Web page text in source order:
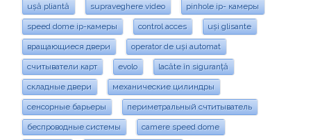
ușă pliantă supraveghere video pinhole ip- камеры
speed dome ip-камеры control acces uși glisante
вращающиеся двери operator de uși automat
считыватели карт evolo lacăte în siguranță
складные двери механические цилиндры
сенсорные барьеры периметральный счтитыватель
беспроводные системы camere speed dome